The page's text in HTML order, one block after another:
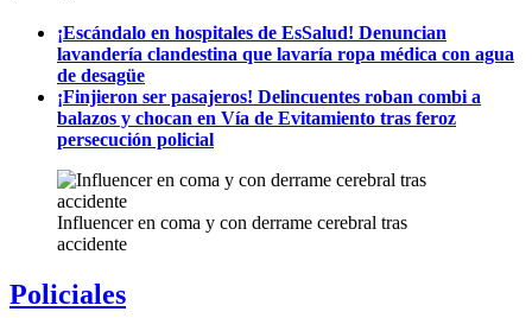
¡Escándalo en hospitales de EsSalud! Denuncian
lavandería clandestina que lavaría ropa médica con agua
de desagüe
¡Finjieron ser pasajeros! Delincuentes roban combi a
balazos y chocan en Vía de Evitamiento tras feroz
persecución policial
Influencer en coma y con derrame cerebral tras
accidente
Policiales